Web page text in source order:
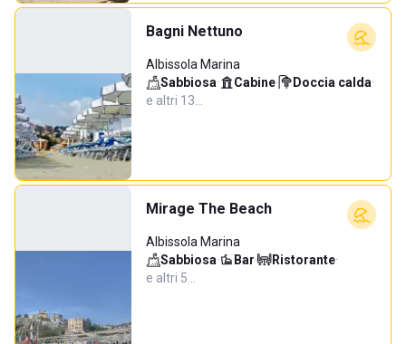
Bagni Nettuno
Albissola Marina
Sabbiosa· Cabine· Doccia calda·
e altri 13…
Mirage The Beach
Albissola Marina
Sabbiosa· Bar· Ristorante·
e altri 5…